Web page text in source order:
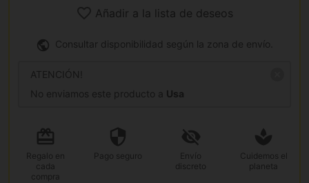
Añadir a la lista de deseos
Consultar disponibilidad según la zona de envío.
ATENCIÓN!
No enviamos este producto a Usa
Regalo en
cada
compra
Pago seguro
Envío
discreto
Cuidemos el
planeta